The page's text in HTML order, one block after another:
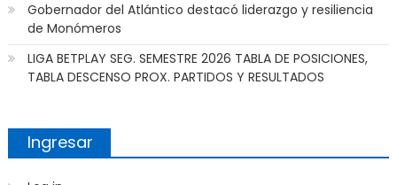
Gobernador del Atlántico destacó liderazgo y resiliencia
de Monómeros
LIGA BETPLAY SEG. SEMESTRE 2026 TABLA DE POSICIONES,
TABLA DESCENSO PROX. PARTIDOS Y RESULTADOS
Ingresar